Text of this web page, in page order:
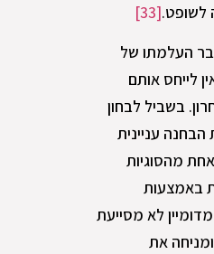
לשופט.[33]
העלמתו של
לייחס אותם
בשביל לבחון
עניינית
אחת מהסוגיות
באמצעות
לא מסייעת
את